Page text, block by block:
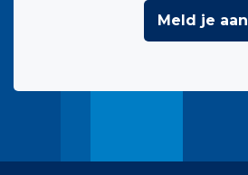
Meld je aan